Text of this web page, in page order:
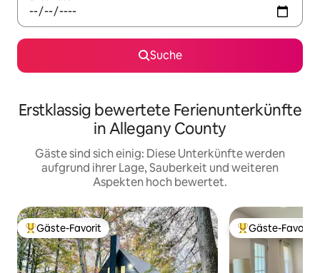
Suche
Erstklassig bewertete Ferienunterkünfte
in Allegany County
Gäste sind sich einig: Diese Unterkünfte werden
aufgrund ihrer Lage, Sauberkeit und weiteren
Aspekten hoch bewertet.
Beliebter Gäste-Favorit.
Gäste-Favorit Beliebter Gäste-
Gäste-Favorit